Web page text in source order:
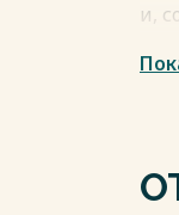
и,